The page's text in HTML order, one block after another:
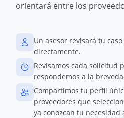
orientará entre los
Un asesor revisará tu
directamente.
Revisamos cada solicitud
respondemos a la
Compartimos tu perfil
proveedores que
ya conozcan tu necesidad